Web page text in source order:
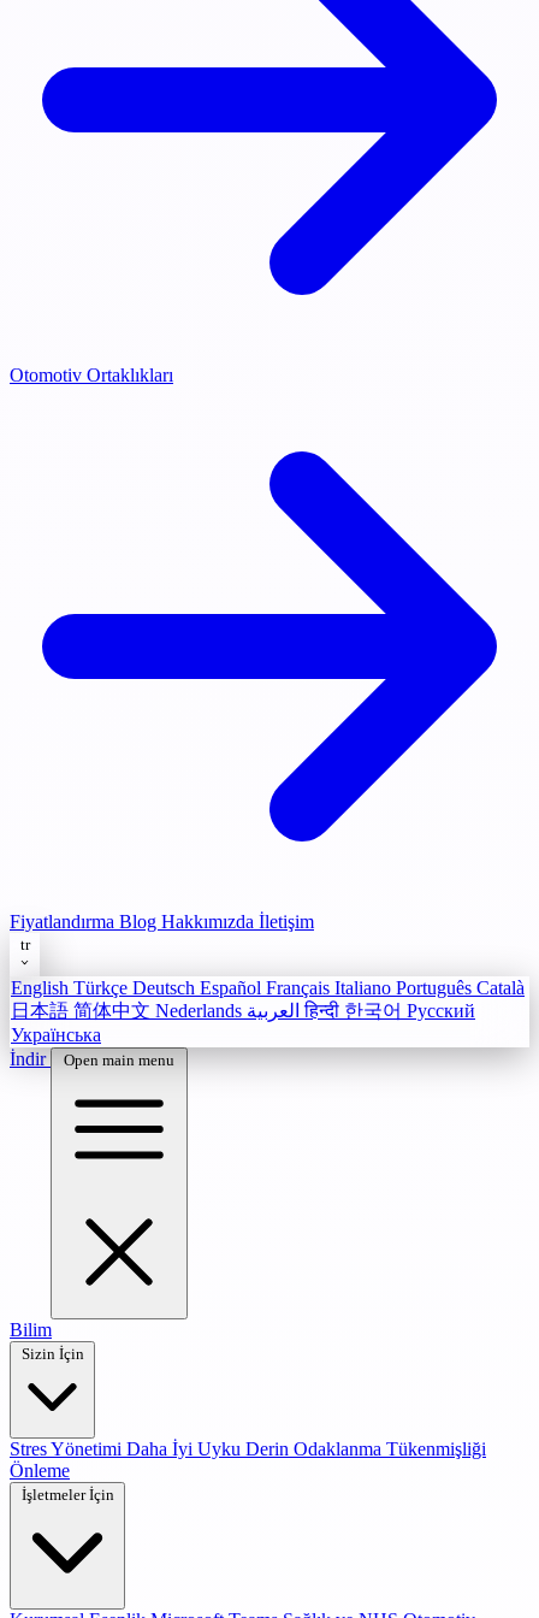
Otomotiv Ortaklıkları
Fiyatlandırma Blog Hakkımızda İletişim
tr
English Türkçe Deutsch Español Français Italiano Português Català
日本語 简体中文 Nederlands العربيةहिन्दी 한국어 Русский
Українська
İndir
Open main menu
Bilim
Sizin İçin
Stres Yönetimi Daha İyi Uyku Derin Odaklanma Tükenmişliği
Önleme
İşletmeler İçin